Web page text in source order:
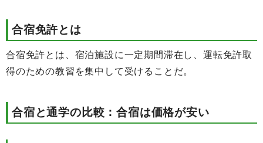
合宿免許とは
合宿免許とは、宿泊施設に一定期間滞在し、運転免許取
得のための教習を集中して受けることだ。
合宿と通学の比較：合宿は価格が安い